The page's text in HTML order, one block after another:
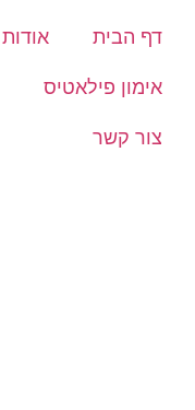
דף הבית אודות
אימון פילאטיס
צור קשר